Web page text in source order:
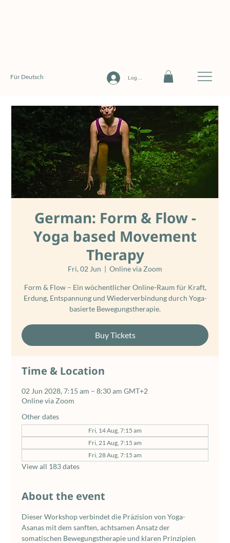
Log In
Für Deutsch
German: Form & Flow -
Yoga based Movement
Therapy
Fri, 02 Jun
  |
Online via Zoom
Form & Flow – Ein wöchentlicher Online-Raum für Kraft,
Erdung, Entspannung und Wiederverbindung durch Yoga-
basierte Bewegungstherapie.
Buy Tickets
Time & Location
02 Jun 2028, 7:15 am – 8:30 am GMT+2
Online via Zoom
Other dates
Fri, 14 Aug, 7:15 am
Fri, 21 Aug, 7:15 am
Fri, 28 Aug, 7:15 am
View all 183 dates
About the event
Dieser Workshop verbindet die Präzision von Yoga-
Asanas mit dem sanften, achtsamen Ansatz der
somatischen Bewegungstherapie und klaren Prinzipien